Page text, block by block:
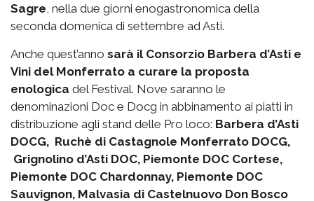
Sagre , nella due giorni enogastronomica della
seconda domenica di settembre ad Asti.
Anche quest’anno sarà il Consorzio Barbera d’Asti e
Vini del Monferrato a curare la proposta
enologica del Festival. Nove saranno le
denominazioni Doc e Docg in abbinamento ai piatti in
distribuzione agli stand delle Pro loco: Barbera d’Asti
DOCG, Ruchè di Castagnole Monferrato DOCG,
Grignolino d’Asti DOC, Piemonte DOC Cortese,
Piemonte DOC Chardonnay, Piemonte DOC
Sauvignon, Malvasia di Castelnuovo Don Bosco